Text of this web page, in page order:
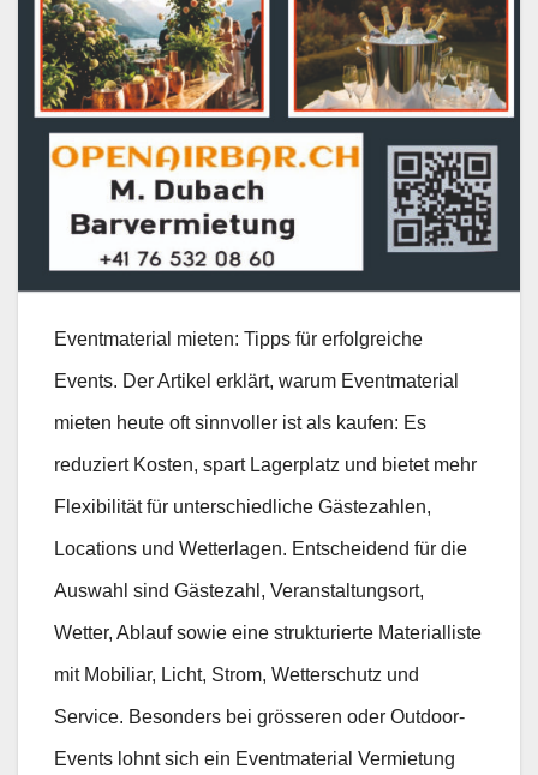
Eventmaterial mieten: Tipps für erfolgreiche
Events. Der Artikel erklärt, warum Eventmaterial
mieten heute oft sinnvoller ist als kaufen: Es
reduziert Kosten, spart Lagerplatz und bietet mehr
Flexibilität für unterschiedliche Gästezahlen,
Locations und Wetterlagen. Entscheidend für die
Auswahl sind Gästezahl, Veranstaltungsort,
Wetter, Ablauf sowie eine strukturierte Materialliste
mit Mobiliar, Licht, Strom, Wetterschutz und
Service. Besonders bei grösseren oder Outdoor-
Events lohnt sich ein Eventmaterial Vermietung